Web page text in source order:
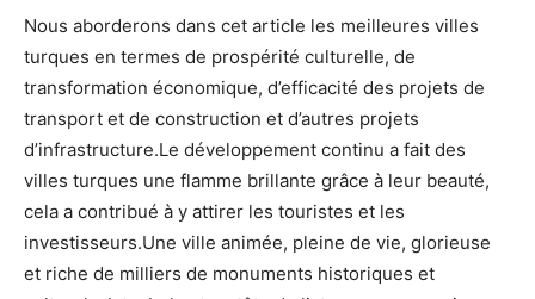
Nous aborderons dans cet article les meilleures villes
turques en termes de prospérité culturelle, de
transformation économique, d’efficacité des projets de
transport et de construction et d’autres projets
d’infrastructure.Le développement continu a fait des
villes turques une flamme brillante grâce à leur beauté,
cela a contribué à y attirer les touristes et les
investisseurs.Une ville animée, pleine de vie, glorieuse
et riche de milliers de monuments historiques et